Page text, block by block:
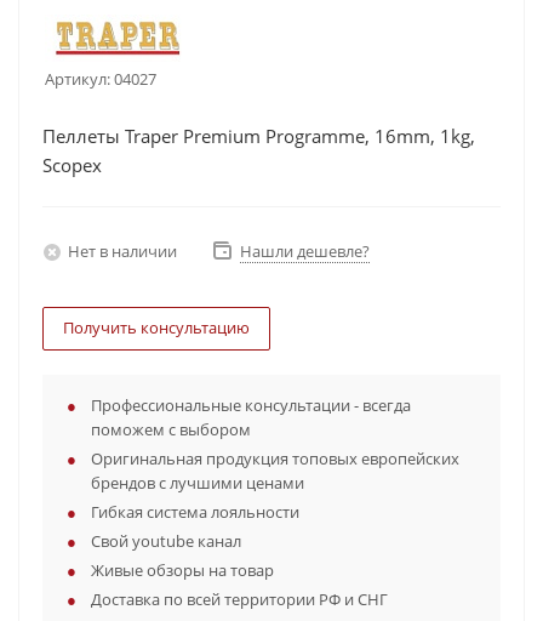
Артикул:04027
Пеллеты Traper Premium Programme, 16mm, 1kg,
Scopex
Нет в наличии Нашли дешевле?
Получить консультацию
Профессиональные консультации - всегда
поможем с выбором
Оригинальная продукция топовых европейских
брендов с лучшими ценами
Гибкая система лояльности
Свой youtube канал
Живые обзоры на товар
Доставка по всей территории РФ и СНГ